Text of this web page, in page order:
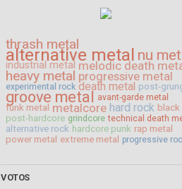
thrash metal
alternative metal nu
industrial metal melodic death
heavy metal progressive metal
experimental rock death metal post-
groove metal avant-garde metal
funk metal metalcore hard rock black
post-hardcore grindcore technical death
alternative rock hardcore punk rap metal
power metal extreme metal progressive
VOTOS